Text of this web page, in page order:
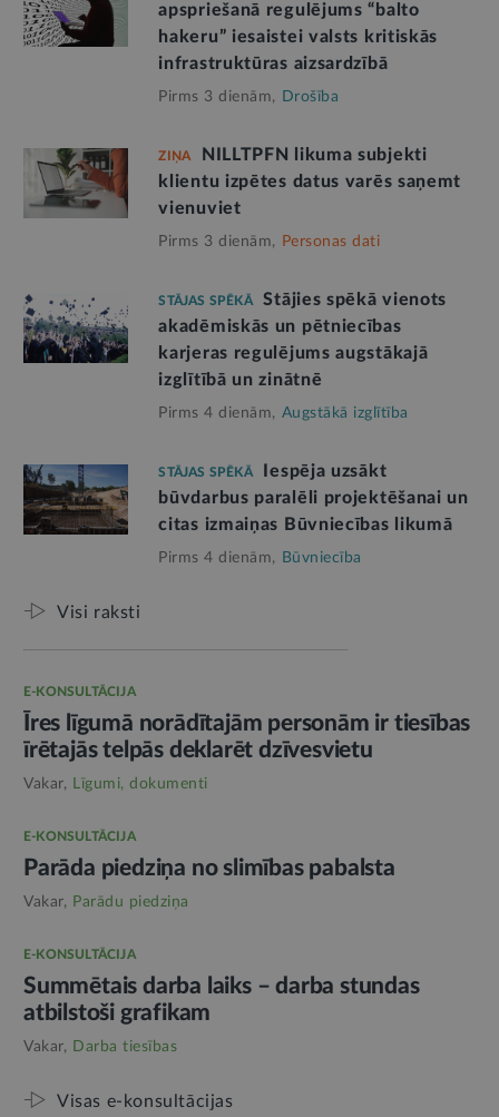
apspriešanā regulējums “balto
hakeru” iesaistei valsts kritiskās
infrastruktūras aizsardzībā
Pirms 3 dienām, Drošība
ZIŅA
NILLTPFN likuma subjekti
klientu izpētes datus varēs saņemt
vienuviet
Pirms 3 dienām, Personas dati
STĀJAS SPĒKĀ
Stājies spēkā vienots
akadēmiskās un pētniecības
karjeras regulējums augstākajā
izglītībā un zinātnē
Pirms 4 dienām, Augstākā izglītība
STĀJAS SPĒKĀ
Iespēja uzsākt
būvdarbus paralēli projektēšanai un
citas izmaiņas Būvniecības likumā
Pirms 4 dienām, Būvniecība
Visi raksti
E-KONSULTĀCIJA
Īres līgumā norādītajām personām ir tiesības
īrētajās telpās deklarēt dzīvesvietu
Vakar, Līgumi, dokumenti
E-KONSULTĀCIJA
Parāda piedziņa no slimības pabalsta
Vakar, Parādu piedziņa
E-KONSULTĀCIJA
Summētais darba laiks – darba stundas
atbilstoši grafikam
Vakar, Darba tiesības
Visas e-konsultācijas